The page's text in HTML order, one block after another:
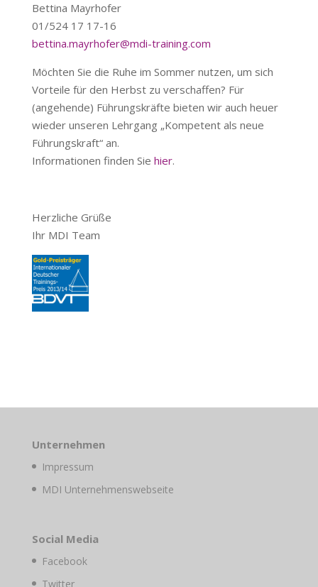
Bettina Mayrhofer
01/524 17 17-16
bettina.mayrhofer@mdi-training.com
Möchten Sie die Ruhe im Sommer nutzen, um sich
Vorteile für den Herbst zu verschaffen? Für
(angehende) Führungskräfte bieten wir auch heuer
wieder unseren Lehrgang „Kompetent als neue
Führungskraft“ an.
Informationen finden Sie hier.
Herzliche Grüße
Ihr MDI Team
Unternehmen
Impressum
MDI Unternehmenswebseite
Social Media
Facebook
Twitter